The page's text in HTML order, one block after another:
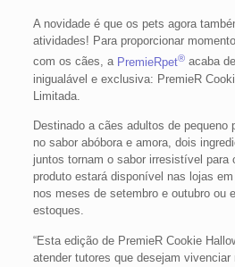
A novidade é que os pets agora
atividades! Para proporcionar
com os cães, a PremieRpet®acaba
inigualável e exclusiva: PremieR
Limitada.
Destinado a cães adultos de pequeno
no sabor abóbora e amora, dois
juntos tornam o sabor irresistível para
produto estará disponível nas lojas
nos meses de setembro e outubro ou
estoques.
“Esta edição de PremieR Cookie
atender tutores que desejam